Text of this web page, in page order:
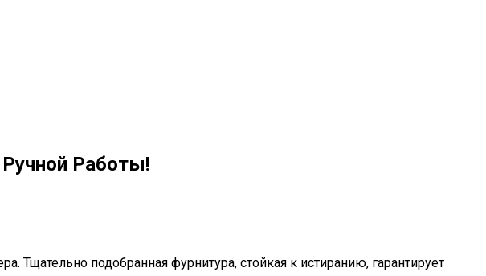
Работы!
Тщательно подобранная фурнитура, стойкая к истиранию, гарантирует